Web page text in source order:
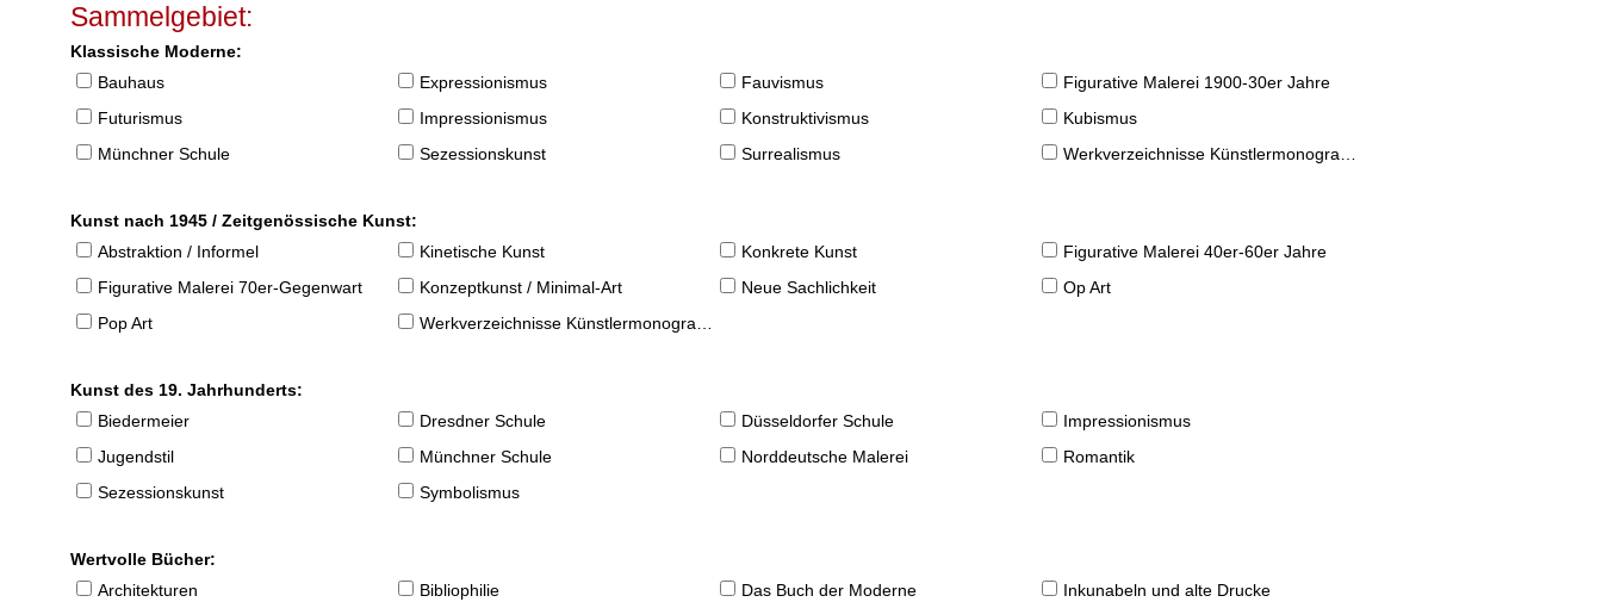
Sammelgebiet:
Klassische Moderne:
Bauhaus
Expressionismus Fauvismus
Figurative Malerei 1900-30er Jahre
Futurismus
Impressionismus Konstruktivismus
Kubismus
Münchner Schule
Sezessionskunst Surrealismus Werkverzeichnisse Künstlermonographien
Kunst nach 1945 / Zeitgenössische Kunst:
Abstraktion / Informel
Kinetische Kunst Konkrete Kunst
Figurative Malerei 40er-60er Jahre
Figurative Malerei 70er-Gegenwart
Konzeptkunst / Minimal-Art Neue Sachlichkeit
Op Art
Pop Art
Werkverzeichnisse Künstlermonographien
Kunst des 19. Jahrhunderts:
Biedermeier
Dresdner Schule Düsseldorfer Schule
Impressionismus
Jugendstil
Münchner Schule Norddeutsche Malerei
Romantik
Sezessionskunst
Symbolismus
Wertvolle Bücher:
Architekturen
Bibliophilie Das Buch der Moderne
Inkunabeln und alte Drucke